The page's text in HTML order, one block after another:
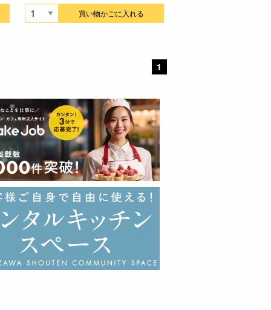
買い物かごに入れる
1